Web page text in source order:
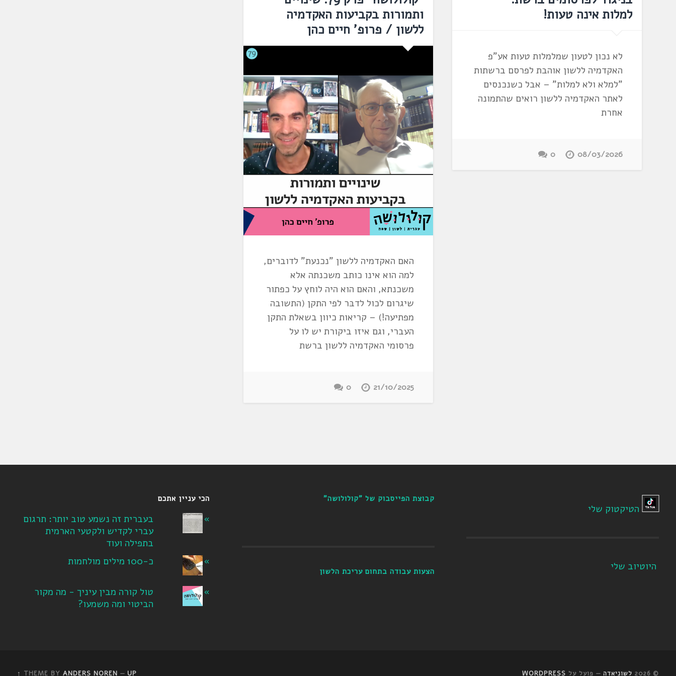
למלות אינה טעות!
לא נכון לטעון שמלמלות טעות אע"פ
האקדמיה ללשון אוהבת לפרסם ברשתות
"למלא ולא למלות" – אבל כשנכנסים
לאתר האקדמיה ללשון רואים שהתמונה
אחרת
08/03/2026
0
ותמורות בקביעות האקדמיה
ללשון / פרופ' חיים כהן
האם האקדמיה ללשון "נכנעת" לדוברים,
למה הוא אינו כותב משכנתה אלא
משכנתא, והאם הוא היה לוחץ על כפתור
שיגרום לכול לדבּר לפי התקן (התשובה
מפתיעה!) – קריאות כיוון בשאלת התקן
העברי, וגם איזו ביקורת יש לו על
פרסומי האקדמיה ללשון ברשת
21/10/2025
0
הטיקטוק שלי
היוטיוב שלי
קבוצת הפייסבוק של "קולולושה"
הצעות עבודה בתחום עריכת הלשון
הכי עניין אתכם
בעברית זה נשמע טוב יותר: תרגום
עברי לקדיש ולקטעי הארמית
בתפילה ועוד
כ-100 מילים מולחמות
טול קורה מבין עיניך - מה מקור
הביטוי ומה משמעו?
© 2026 לשוניאדה — פועל על WORDPRESS
THEME BY ANDERS NOREN — UP ↑